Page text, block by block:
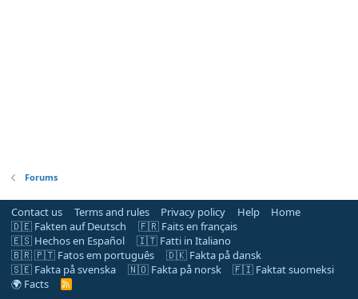
Forums
Contact us Terms and rules Privacy policy Help
Home
🇩🇪 Fakten auf Deutsch
🇫🇷 Faits en français
🇪🇸 Hechos en Español
🇮🇹 Fatti in Italiano
🇧🇷 🇵🇹 Fatos em português
🇩🇰 Fakta på dansk
🇸🇪 Fakta på svenska
🇳🇴 Fakta på norsk
🇫🇮 Faktat suomeksi
🌍 Facts
R